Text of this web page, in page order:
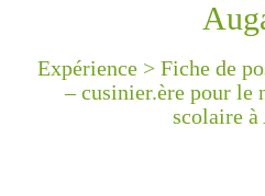
Expérience > Fiche de
– cusinier.ère pour le
scolaire à